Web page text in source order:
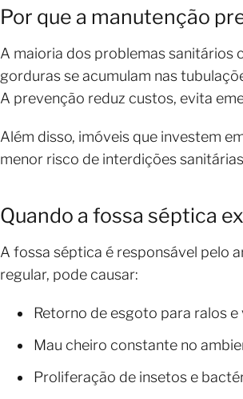
Por que a manutenção
A maioria dos problemas sanitários
gorduras se acumulam nas
A prevenção reduz custos, evita
Além disso, imóveis que investem
menor risco de interdições
Quando a fossa séptica
A fossa séptica é responsável pelo
regular, pode causar:
Retorno de esgoto para ralos
Mau cheiro constante no
Proliferação de insetos e